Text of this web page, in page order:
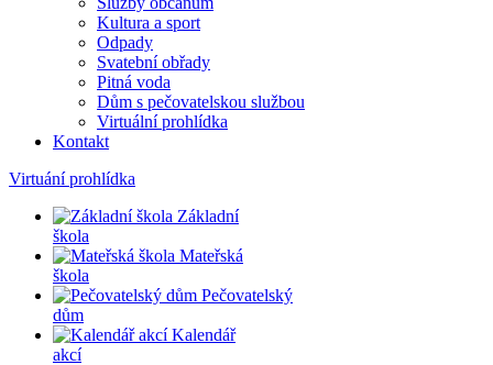
Kultura a sport
Odpady
Svatební obřady
Pitná voda
Dům s pečovatelskou službou
Virtuální prohlídka
Kontakt
Virtuání prohlídka
Základní
škola
Mateřská
škola
Pečovatelský
dům
Kalendář
akcí